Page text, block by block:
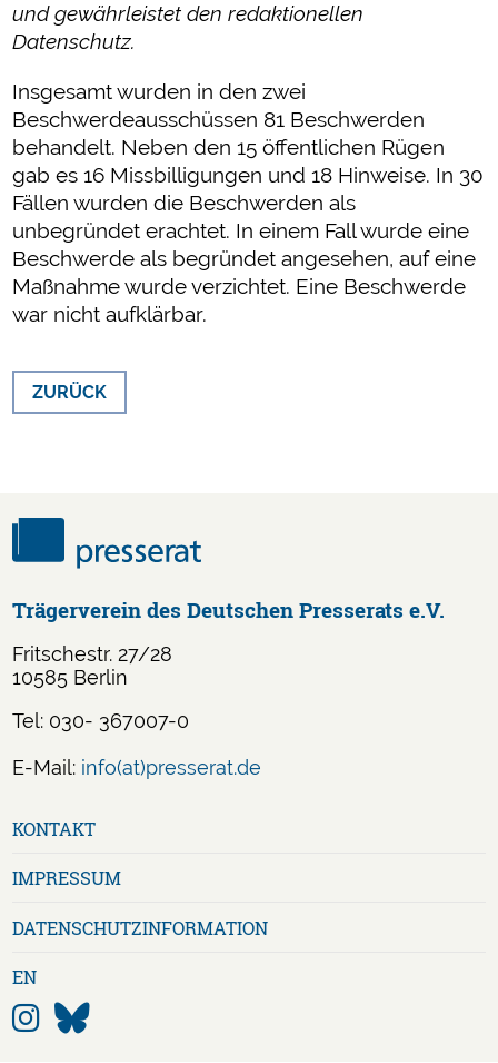
und gewährleistet den redaktionellen
Datenschutz.
Insgesamt wurden in den zwei
Beschwerdeausschüssen 81 Beschwerden
behandelt. Neben den 15 öffentlichen Rügen
gab es 16 Missbilligungen und 18 Hinweise. In 30
Fällen wurden die Beschwerden als
unbegründet erachtet. In einem Fall wurde eine
Beschwerde als begründet angesehen, auf eine
Maßnahme wurde verzichtet. Eine Beschwerde
war nicht aufklärbar.
ZURÜCK
Trägerverein des Deutschen Presserats e.V.
Fritschestr. 27/28
10585 Berlin
Tel: 030- 367007-0
E-Mail: info(at)presserat.de
überspringen
KONTAKT
IMPRESSUM
DATENSCHUTZ­INFORMATION
EN